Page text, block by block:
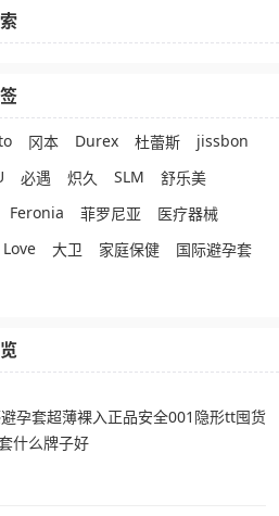
冈本 Durex 杜蕾斯
jissbon
必遇 炽久 SLM
舒乐美
Feronia 菲罗尼亚
医疗器械
大卫 家庭保健
国际避孕套
孕套超薄裸入正品安全001隐形tt囤货
什么牌子好